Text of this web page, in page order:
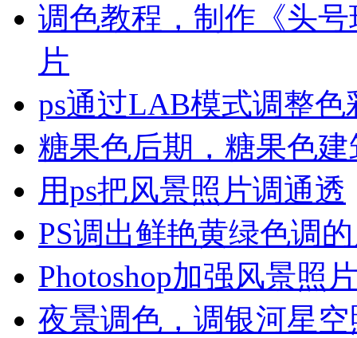
调色教程，制作《头
片
ps通过LAB模式调整
糖果色后期，糖果色
用ps把风景照片调通透
PS调出鲜艳黄绿色调
Photoshop加强风景照
夜景调色，调银河星